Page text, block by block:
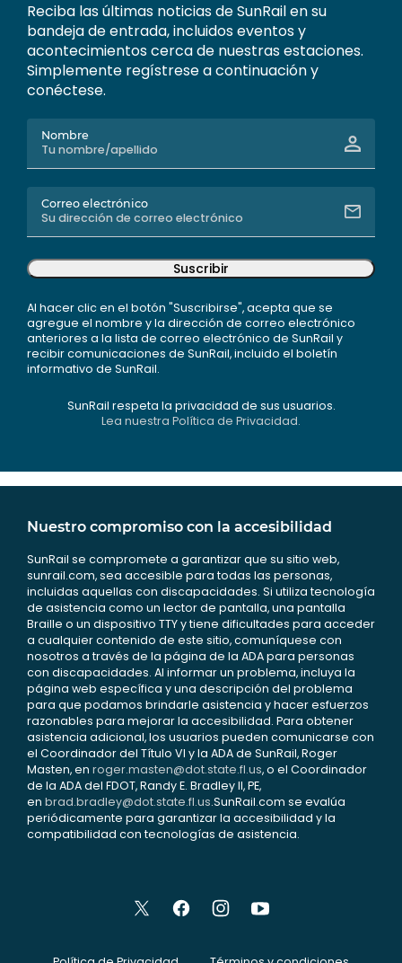
Reciba las últimas noticias de SunRail en su
bandeja de entrada, incluidos eventos y
acontecimientos cerca de nuestras estaciones.
Simplemente regístrese a continuación y
conéctese.
Nombre
Correo electrónico
Suscribir
Al hacer clic en el botón "Suscribirse", acepta que se
agregue el nombre y la dirección de correo electrónico
anteriores a la lista de correo electrónico de SunRail y
recibir comunicaciones de SunRail, incluido el boletín
informativo de SunRail.
SunRail respeta la privacidad de sus usuarios.
Lea nuestra Política de Privacidad.
Nuestro compromiso con la accesibilidad
SunRail se compromete a garantizar que su sitio web,
sunrail.com, sea accesible para todas las personas,
incluidas aquellas con discapacidades. Si utiliza tecnología
de asistencia como un lector de pantalla, una pantalla
Braille o un dispositivo TTY y tiene dificultades para acceder
a cualquier contenido de este sitio, comuníquese con
nosotros a través de la página de la ADA para personas
con discapacidades. Al informar un problema, incluya la
página web específica y una descripción del problema
para que podamos brindarle asistencia y hacer esfuerzos
razonables para mejorar la accesibilidad. Para obtener
asistencia adicional, los usuarios pueden comunicarse con
el Coordinador del Título VI y la ADA de SunRail, Roger
Masten, en roger.masten@dot.state.fl.us, o el Coordinador
de la ADA del FDOT, Randy E. Bradley II, PE,
en brad.bradley@dot.state.fl.us.SunRail.com se evalúa
periódicamente para garantizar la accesibilidad y la
compatibilidad con tecnologías de asistencia.